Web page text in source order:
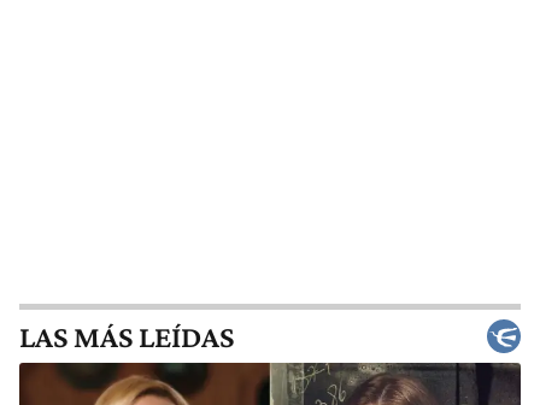
LAS MÁS LEÍDAS